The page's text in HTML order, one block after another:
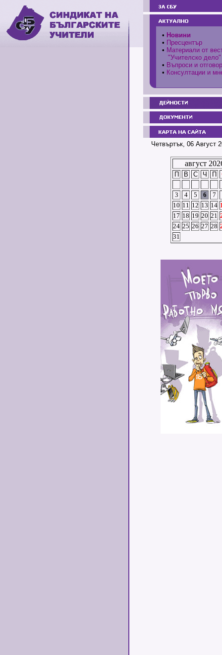
• Новини
• Пресцентър
• Материали от
"Учителско дело"
• Въпроси и
• Консултации и
Четвъртък, 06 Август
август
П В С Ч П
3
4 5 6 7
10 11 12 13 14
17 18 19 20 21
24 25 26 27 28
31